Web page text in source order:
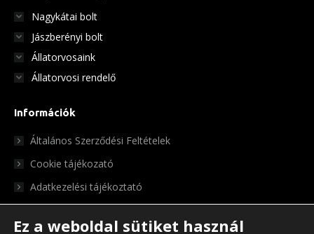
Nagykátai bolt
Jászberényi bolt
Állatorvosaink
Állatorvosi rendelő
Információk
Általános Szerződési Feltételek
Cookie tájékozató
Adatkezelési tájékoztató
Ez a weboldal sütiket használ